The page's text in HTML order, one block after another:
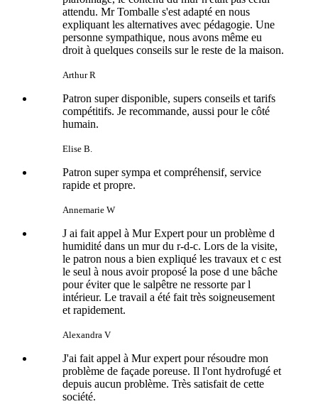
attendu. Mr Tomballe s'est adapté en nous
expliquant les alternatives avec pédagogie. Une
personne sympathique, nous avons même eu
droit à quelques conseils sur le reste de la maison.
Arthur R
Patron super disponible, supers conseils et tarifs
compétitifs. Je recommande, aussi pour le côté
humain.
Elise B.
Patron super sympa et compréhensif, service
rapide et propre.
Annemarie W
J ai fait appel à Mur Expert pour un problème d
humidité dans un mur du r-d-c. Lors de la visite,
le patron nous a bien expliqué les travaux et c est
le seul à nous avoir proposé la pose d une bâche
pour éviter que le salpêtre ne ressorte par l
intérieur. Le travail a été fait très soigneusement
et rapidement.
Alexandra V
J'ai fait appel à Mur expert pour résoudre mon
problème de façade poreuse. Il l'ont hydrofugé et
depuis aucun problème. Très satisfait de cette
société.